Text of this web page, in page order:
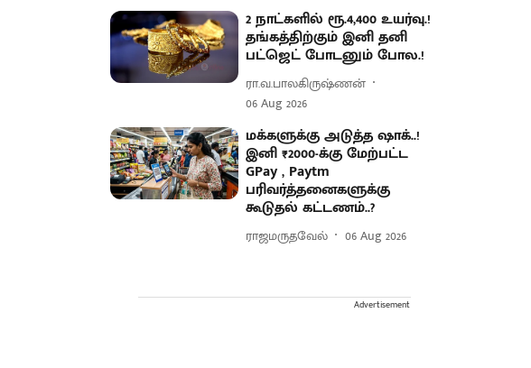
2 நாட்களில் ரூ.4,400 உயர்வு.!
தங்கத்திற்கும் இனி தனி
பட்ஜெட் போடனும் போல.!
ரா.வ.பாலகிருஷ்ணன்
06 Aug 2026
மக்களுக்கு அடுத்த ஷாக்..!
இனி ₹2000-க்கு மேற்பட்ட
GPay , Paytm
பரிவர்த்தனைகளுக்கு
கூடுதல் கட்டணம்..?
ராஜமருதவேல் 06 Aug 2026
Advertisement